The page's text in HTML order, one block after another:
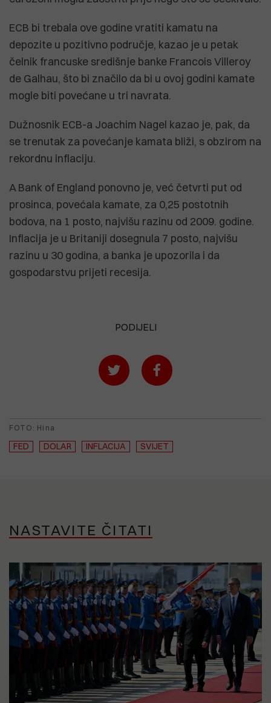
ECB bi trebala ove godine vratiti kamatu na
depozite u pozitivno područje, kazao je u petak
čelnik francuske središnje banke Francois Villeroy
de Galhau, što bi značilo da bi u ovoj godini kamate
mogle biti povećane u tri navrata.
Dužnosnik ECB-a Joachim Nagel kazao je, pak, da
se trenutak za povećanje kamata bliži, s obzirom na
rekordnu inflaciju.
A Bank of England ponovno je, već četvrti put od
prosinca, povećala kamate, za 0,25 postotnih
bodova, na 1 posto, najvišu razinu od 2009. godine.
Inflacija je u Britaniji dosegnula 7 posto, najvišu
razinu u 30 godina, a banka je upozorila i da
gospodarstvu prijeti recesija.
PODIJELI
FOTO: Hina
FED DOLAR INFLACIJA SVIJET
NASTAVITE ČITATI